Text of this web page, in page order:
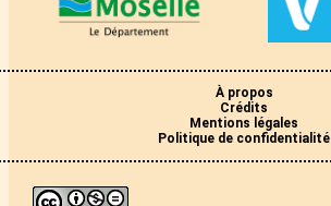
À propos
Crédits
Mentions légales
Politique de confidentialité